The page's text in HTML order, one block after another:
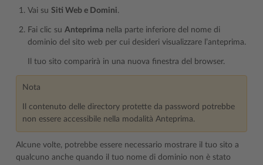
Vai su Siti Web e Domini.
Fai clic su Anteprima nella parte inferiore del nome di
dominio del sito web per cui desideri visualizzare l’anteprima.
Il tuo sito comparirà in una nuova finestra del browser.
Nota
Il contenuto delle directory protette da password potrebbe
non essere accessibile nella modalità Anteprima.
Alcune volte, potrebbe essere necessario mostrare il tuo sito a
qualcuno anche quando il tuo nome di dominio non è stato